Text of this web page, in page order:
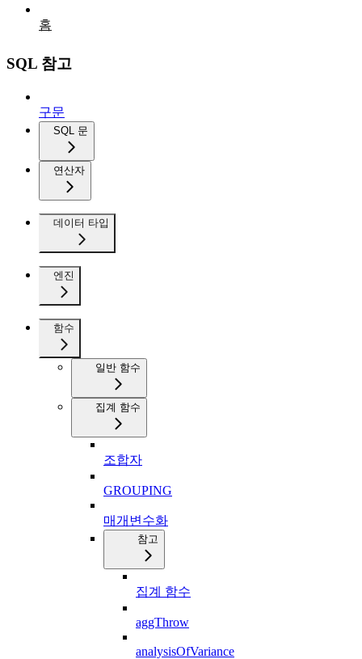
홈
SQL 참고
구문
SQL 문
연산자
데이터 타입
엔진
함수
일반 함수
집계 함수
조합자
GROUPING
매개변수화
참고
집계 함수
aggThrow
analysisOfVariance